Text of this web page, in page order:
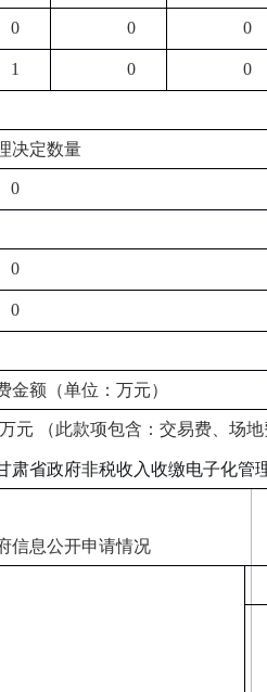
0 0 0
1 0 0
决定数量
0
0
0
金额（单位：万元）
万元 （此款项包含：交易费、场
肃省政府非税收入收缴电子化管
信息公开申请情况